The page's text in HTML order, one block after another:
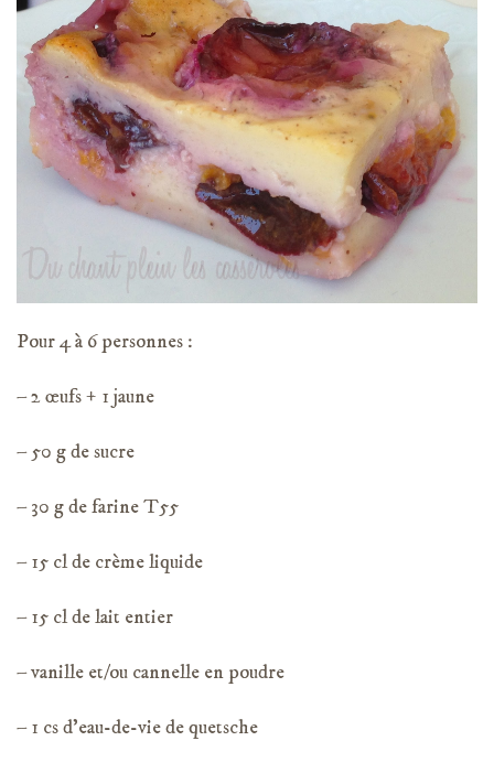
Pour 4 à 6 personnes :
– 2 œufs + 1 jaune
– 50 g de sucre
– 30 g de farine T55
– 15 cl de crème liquide
– 15 cl de lait entier
– vanille et/ou cannelle en poudre
– 1 cs d’eau-de-vie de quetsche